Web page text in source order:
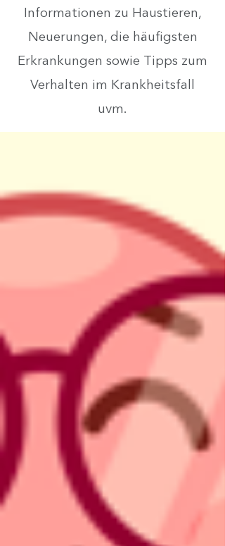
Informationen zu Haustieren,
Neuerungen, die häufigsten
Erkrankungen sowie Tipps zum
Verhalten im Krankheitsfall
uvm.